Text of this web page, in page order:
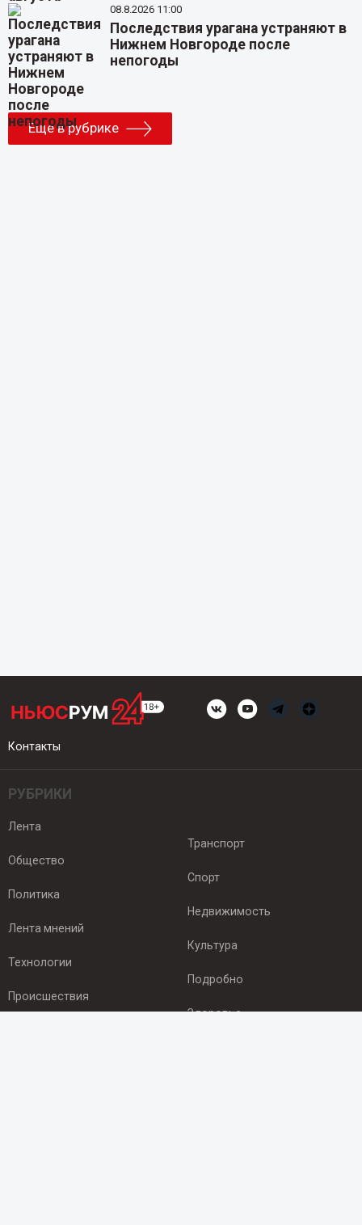
08.8.2026 11:00
Последствия урагана устраняют в
Нижнем Новгороде после
непогоды
Еще в рубрике
Контакты
РУБРИКИ
Лента
Общество
Политика
Лента мнений
Технологии
Происшествия
Транспорт
Спорт
Недвижимость
Культура
Подробно
Здоровье